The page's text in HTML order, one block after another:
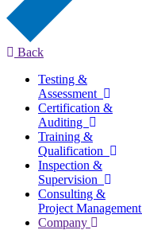
Back
Testing &
Assessment
Certification &
Auditing
Training &
Qualification
Inspection &
Supervision
Consulting &
Project Management
Company